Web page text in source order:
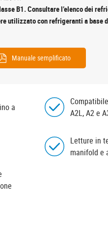
B1. Consultare l’elenco dei
utilizzato con refrigeranti a base
Manuale semplificato
a
A2L, A2 e
Letture in
manifold e